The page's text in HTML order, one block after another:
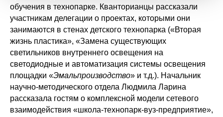
обучения в технопарке. Кванторианцы рассказали
участникам делегации о проектах, которыми они
занимаются в стенах детского технопарка («Вторая
жизнь пластика», «Замена существующих
светильников внутреннего освещения на
светодиодные и автоматизация системы освещения
площадки «Эмальпроизводство» и т.д.). Начальник
научно-методического отдела Людмила Ларина
рассказала гостям о комплексной модели сетевого
взаимодействия «школа-технопарк-вуз-предприятие»,